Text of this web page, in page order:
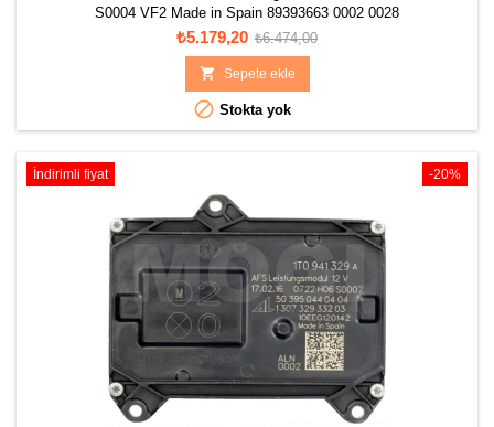
S0004 VF2 Made in Spain 89393663 0002 0028
Fiyat
₺5.179,20 Normal
fiyat
₺6.474,00
 Sepete ekle
 Stokta yok
-20%
İndirimli fiyat